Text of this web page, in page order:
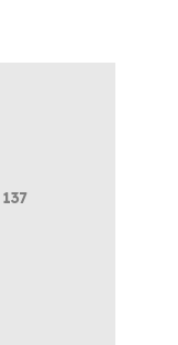
137